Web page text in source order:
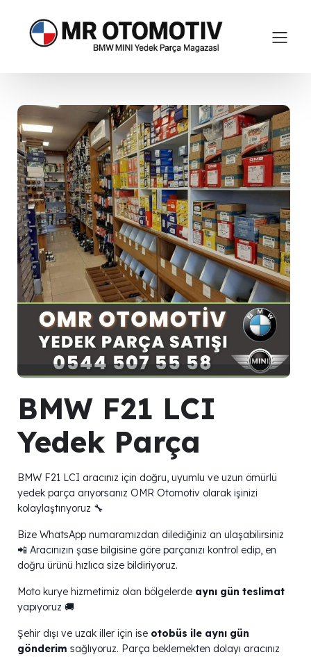
BMW F21 LCI
Yedek Parça
BMW F21 LCI aracınız için doğru, uyumlu ve uzun ömürlü
yedek parça arıyorsanız OMR Otomotiv olarak işinizi
kolaylaştırıyoruz 🔧
Bize WhatsApp numaramızdan dilediğiniz an ulaşabilirsiniz
📲 Aracınızın şase bilgisine göre parçanızı kontrol edip, en
doğru ürünü hızlıca size bildiriyoruz.
Moto kurye hizmetimiz olan bölgelerde aynı gün teslimat
yapıyoruz 🚚
Şehir dışı ve uzak iller için ise otobüs ile aynı gün
gönderim sağlıyoruz. Parça beklemekten dolayı aracınız